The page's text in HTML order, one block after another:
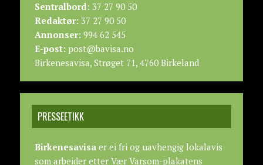
Sentralbord:37 27 90 50
Redaktør:37 27 90 50
Annonser:994 62 545
E-post:post@bavisa.no
Birkenesavisa, Strøget 71, 4760 Birkeland
PRESSEETIKK
Birkenesavisaer ei fri og uavhengig lokalavis
som arbeider etter Vær Varsom-plakatens